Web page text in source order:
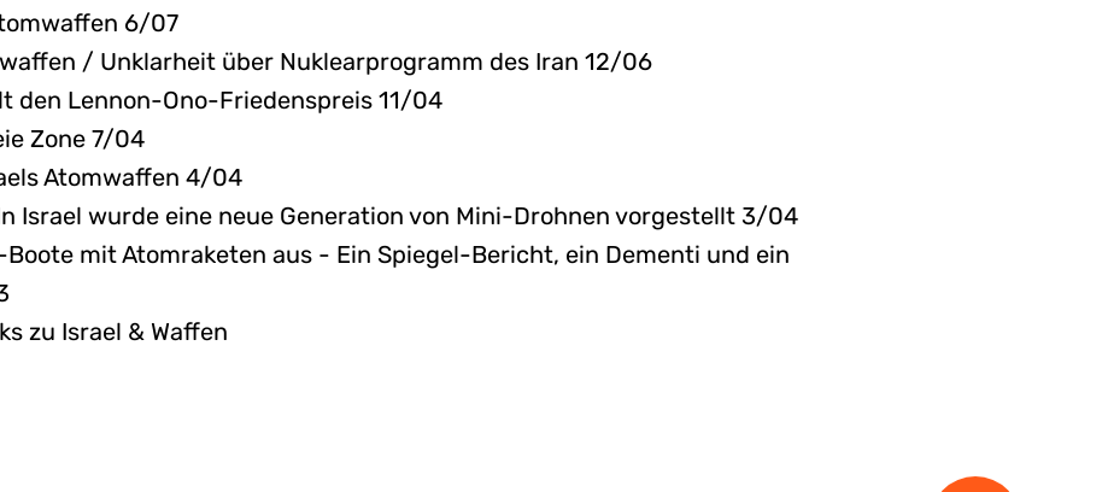
6/07
/ Unklarheit über Nuklearprogramm des Iran 12/06
den Lennon-Ono-Friedenspreis 11/04
Zone 7/04
Atomwaffen 4/04
Israel wurde eine neue Generation von Mini-Drohnen vorgestellt 3/04
mit Atomraketen aus - Ein Spiegel-Bericht, ein Dementi und ein
zu Israel & Waffen